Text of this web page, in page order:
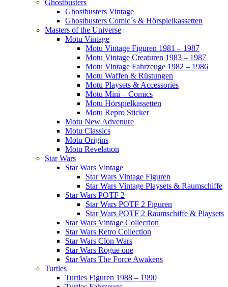
Ghostbusters
Ghostbusters Vintage
Ghostbusters Comic´s & Hörspielkassetten
Masters of the Universe
Motu Vintage
Motu Vintage Figuren 1981 – 1987
Motu Vintage Creaturen 1983 – 1987
Motu Vintage Fahrzeuge 1982 – 1986
Motu Waffen & Rüstungen
Motu Playsets & Accessories
Motu Mini – Comics
Motu Hörspielkassetten
Motu Repro Sticker
Motu New Advenure
Motu Classics
Motu Origins
Motu Revelation
Star Wars
Star Wars Vintage
Star Wars Vintage Figuren
Star Wars Vintage Playsets & Raumschiffe
Star Wars POTF 2
Star Wars POTF 2 Figuren
Star Wars POTF 2 Raumschiffe & Playsets
Star Wars Vintage Collecrion
Star Wars Retro Collection
Star Wars Clon Wars
Star Wars Rogue one
Star Wars The Force Awakens
Turtles
Turtles Figuren 1988 – 1990